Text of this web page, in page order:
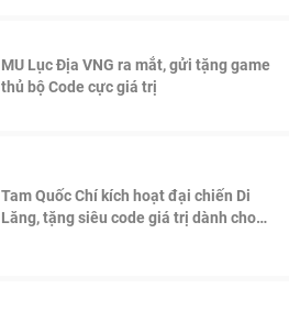
MU Lục Địa VNG ra mắt, gửi tặng game
thủ bộ Code cực giá trị
Tam Quốc Chí kích hoạt đại chiến Di
Lăng, tặng siêu code giá trị dành cho